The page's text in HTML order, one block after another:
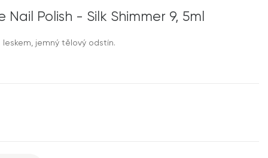
Polish - Silk Shimmer 9, 5ml
leskem, jemný tělový odstín.